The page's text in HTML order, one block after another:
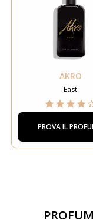
AKRO
East
PROVA IL